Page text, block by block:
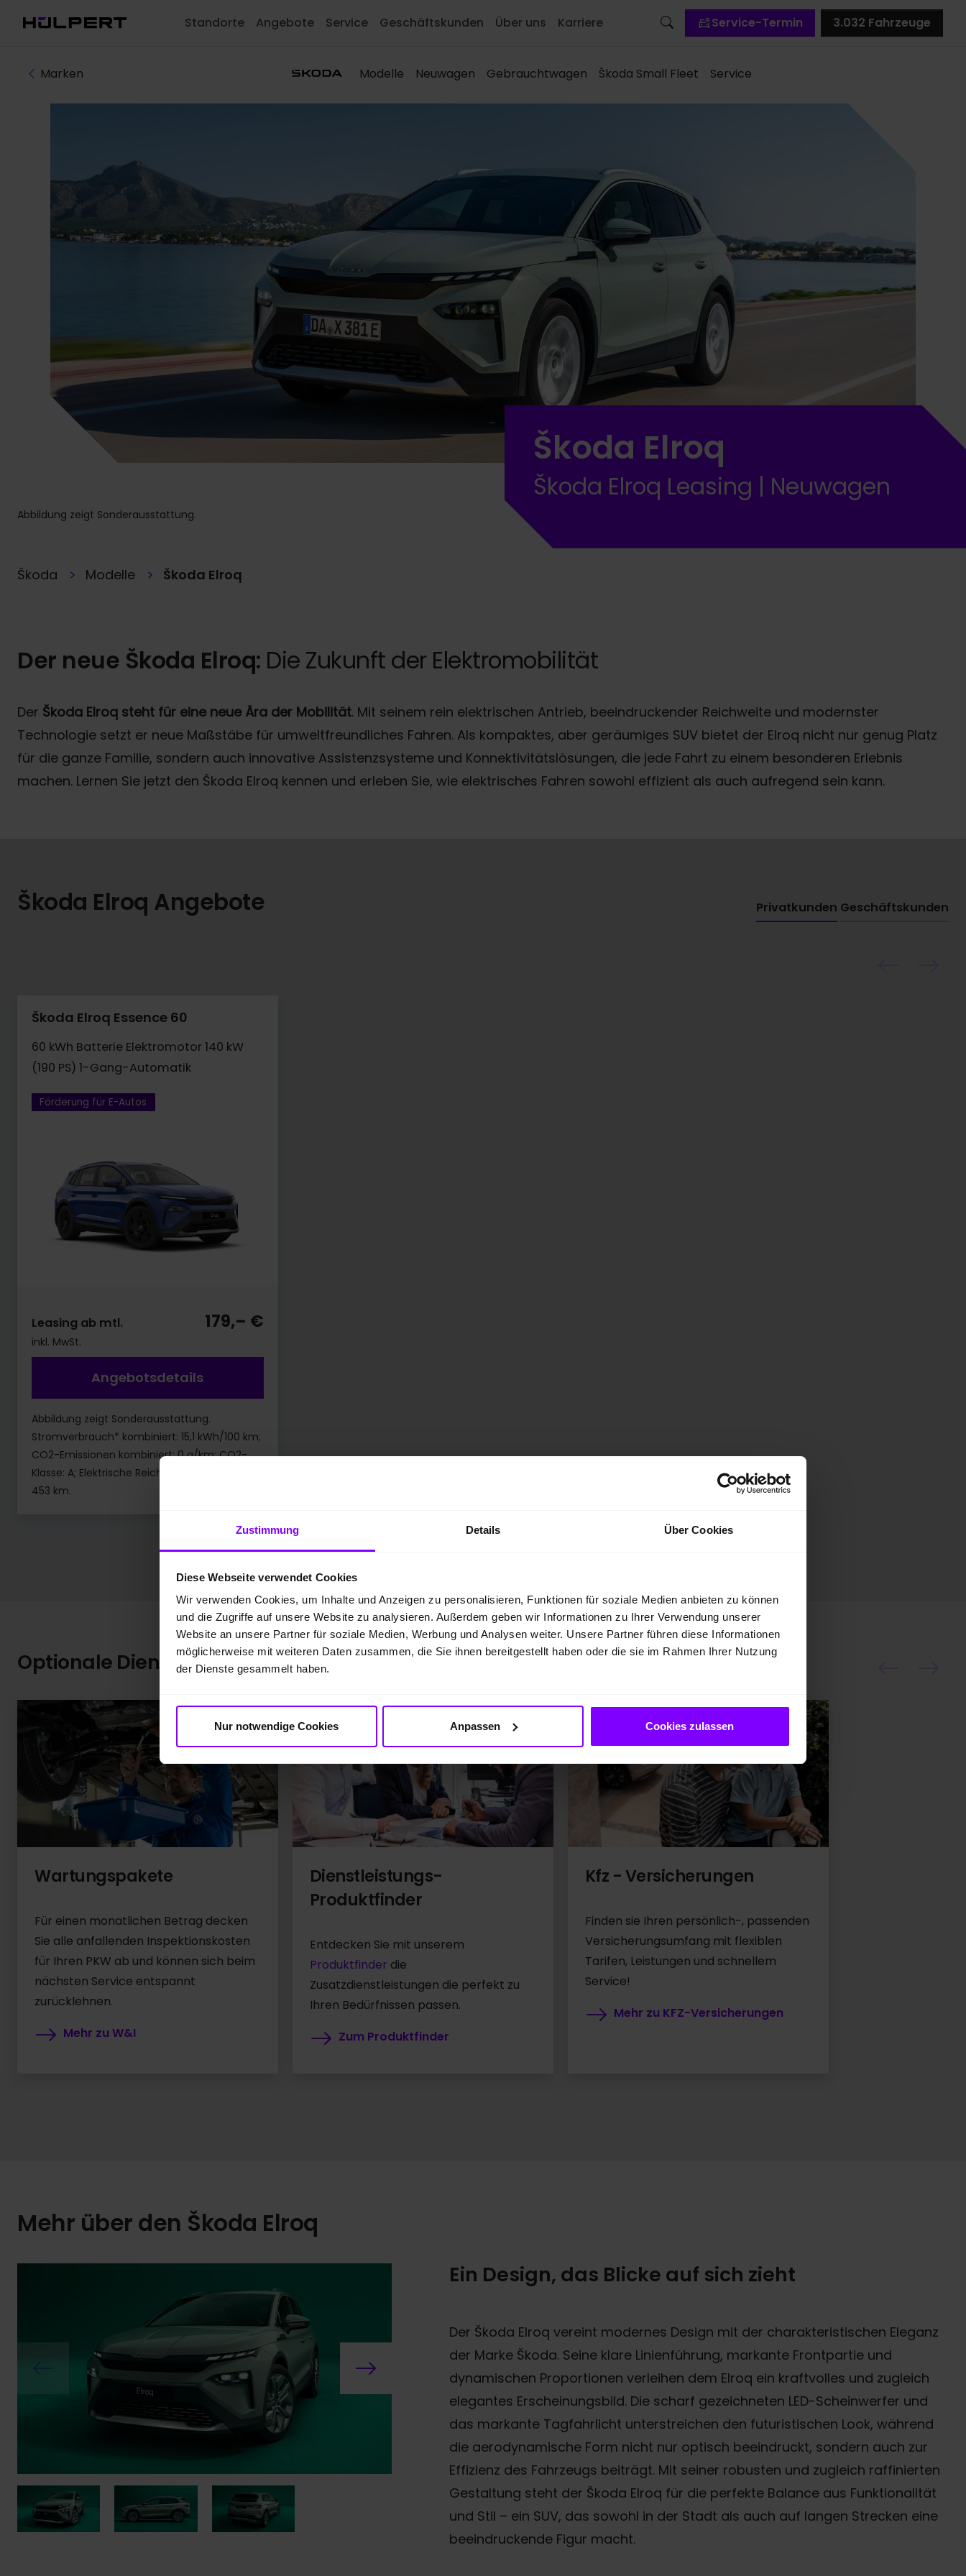
Zustimmung Details Über Cookies
Diese Webseite verwendet Cookies
Wir verwenden Cookies, um Inhalte und Anzeigen zu personalisieren, Funktionen für soziale Medien anbieten zu können
und die Zugriffe auf unsere Website zu analysieren. Außerdem geben wir Informationen zu Ihrer Verwendung unserer
Website an unsere Partner für soziale Medien, Werbung und Analysen weiter. Unsere Partner führen diese Informationen
möglicherweise mit weiteren Daten zusammen, die Sie ihnen bereitgestellt haben oder die sie im Rahmen Ihrer Nutzung
der Dienste gesammelt haben.
Nur notwendige Cookies Anpassen Cookies zulassen
Standorte Angebote Service Geschäftskunden Über uns Karriere Service-Termin Fahrzeuge
3.032
Marken Modelle Neuwagen Gebrauchtwagen Škoda Small Fleet Service
Škoda Elroq
Škoda Elroq Leasing | Neuwagen
Abbildung zeigt Sonderausstattung.
Škoda Modelle Škoda Elroq
Der neue Škoda Elroq: Die Zukunft der Elektromobilität
Der Škoda Elroq steht für eine neue Ära der Mobilität. Mit seinem rein elektrischen Antrieb, beeindruckender Reichweite und modernster
Technologie setzt er neue Maßstäbe für umweltfreundliches Fahren. Als kompaktes, aber geräumiges SUV bietet der Elroq nicht nur genug Platz
für die ganze Familie, sondern auch innovative Assistenzsysteme und Konnektivitätslösungen, die jede Fahrt zu einem besonderen Erlebnis
machen. Lernen Sie jetzt den Škoda Elroq kennen und erleben Sie, wie elektrisches Fahren sowohl effizient als auch aufregend sein kann.
Škoda Elroq Angebote Privatkunden Geschäftskunden
Škoda Elroq Essence 60
60 kWh Batterie Elektromotor 140 kW
(190 PS) 1-Gang-Automatik
Förderung für E-Autos
Leasing ab mtl.
inkl. MwSt.
179,– €
Angebotsdetails
Abbildung zeigt Sonderausstattung.
Stromverbrauch* kombiniert: 15,1 kWh/100 km;
CO2-Emissionen kombiniert: 0 g/km; CO2-
Klasse: A; Elektrische Reichweite kombiniert:
453 km.
Optionale Dienstleistungen:Die zu Ihnen passen!
Wartungspakete
Für einen monatlichen Betrag decken
Sie alle anfallenden Inspektionskosten
für Ihren PKW ab und können sich beim
nächsten Service entspannt
zurücklehnen.
Mehr zu W&I
Dienstleistungs-
Produktfinder
Entdecken Sie mit unserem
Produktfinder die
Zusatzdienstleistungen die perfekt zu
Ihren Bedürfnissen passen.
Zum Produktfinder
Kfz - Versicherungen
Finden sie Ihren persönlich-, passenden
Versicherungsumfang mit flexiblen
Tarifen, Leistungen und schnellem
Service!
Mehr zu KFZ-Versicherungen
Mehr über den Škoda Elroq
Ein Design, das Blicke auf sich zieht
Der Škoda Elroq vereint modernes Design mit der charakteristischen Eleganz
der Marke Škoda. Seine klare Linienführung, markante Frontpartie und
dynamischen Proportionen verleihen dem Elroq ein kraftvolles und zugleich
elegantes Erscheinungsbild. Die scharf gezeichneten LED-Scheinwerfer und
das markante Tagfahrlicht unterstreichen den futuristischen Look, während
die aerodynamische Form nicht nur optisch beeindruckt, sondern auch zur
Effizienz des Fahrzeugs beiträgt. Mit seiner robusten und zugleich raffinierten
Gestaltung steht der Škoda Elroq für die perfekte Balance aus Funktionalität
und Stil – ein SUV, das sowohl in der Stadt als auch auf langen Strecken eine
beeindruckende Figur macht.